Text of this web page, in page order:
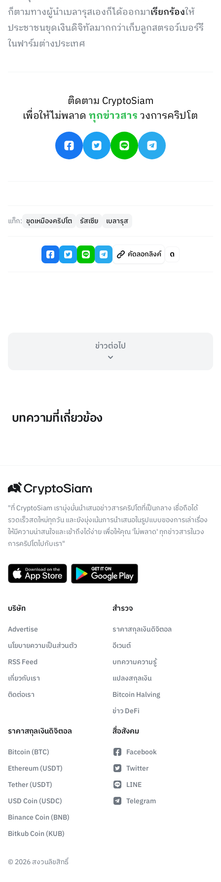
ก็ตามทางผู้นำเบลารุสเองก็ได้ออกมาเรียกร้องให้
ประชาชนขุดเงินดิจิทัลมากกว่าเก็บลูกสตรอว์เบอร์รี
ในฟาร์มต่างประเทศ
ติดตาม CryptoSiam
เพื่อให้ไม่พลาดทุกข่าวสารวงการคริปโต
แท็ก: ขุดเหมืองคริปโต รัสเซีย เบลารุส
คัดลอกลิงค์
ข่าวต่อไป
บทความที่เกี่ยวข้อง
"ที่ CryptoSiam เรามุ่งมั่นนำเสนอข่าวสารคริปโตที่เป็นกลาง เชื่อถือได้
รวดเร็วสดใหม่ทุกวัน และยังมุ่งเน้นการนำเสนอในรูปแบบของการเล่าเรื่อง
ให้มีความน่าสนใจและเข้าถึงได้ง่าย เพื่อให้คุณ 'ไม่พลาด' ทุกข่าวสารในวง
การคริปโตไปกับเรา"
บริษัท
Advertise
นโยบายความเป็นส่วนตัว
RSS Feed
เกี่ยวกับเรา
ติดต่อเรา
สำรวจ
ราคาสกุลเงินดิจิตอล
อีเวนต์
บทความความรู้
แปลงสกุลเงิน
Bitcoin Halving
ข่าว DeFi
ราคาสกุลเงินดิจิตอล
Bitcoin (BTC)
Ethereum (USDT)
Tether (USDT)
USD Coin (USDC)
Binance Coin (BNB)
Bitkub Coin (KUB)
สื่อสังคม
Facebook
Twitter
LINE
Telegram
© 2026สงวนลิขสิทธิ์